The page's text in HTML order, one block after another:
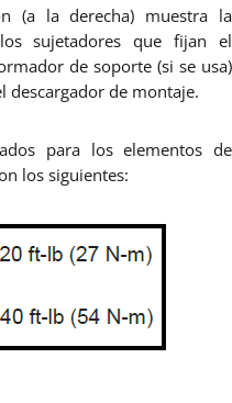
(a la derecha) muestra la
sujetadores que fijan el
de soporte (si se usa)
descargador de montaje.
para los elementos de
los siguientes: